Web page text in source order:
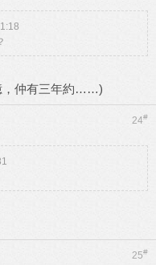
，仲有三年約……)
24#
25#